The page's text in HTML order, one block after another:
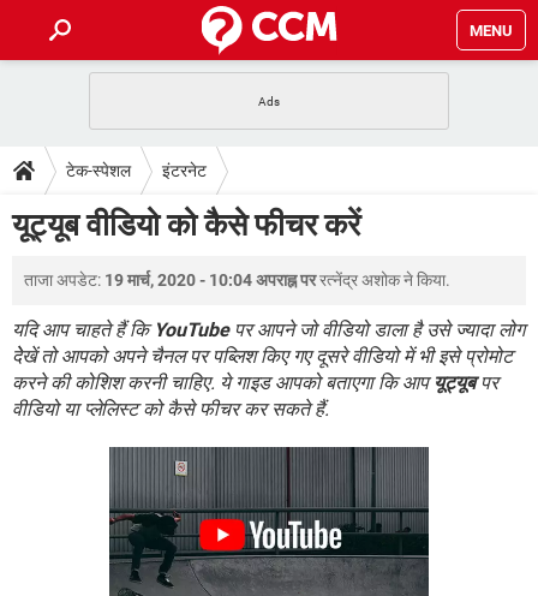
MENU
फोन पर अकाउंट बैलेंस चेक
WhatsApp Hack हो गया? Lucky Patcher यूज करें
टेक-स्पेशल
2020 के फ्री एंटीवायरस
बेस्ट फ्री ऑनलाइन गेम्स
डाउनलोड
FORUM
TikTok Account Freeze हो गया JioPhone में TikTok डाउनलोड
SBI बैंक अकाउंट नंबर पता करें
एनसाइक्लोपीडिया
केबल और कनेक्टर्स कंप्यूटर बस
टेक-स्पेशल इंटरनेट
यूट्यूब वीडियो को कैसे फीचर करें
ताजा अपडेट: 19 मार्च, 2020 - 10:04 अपराह्न पररत्नेंद्र अशोकने किया.
यदि आप चाहते हैं कि YouTubeपर आपने जो वीडियो डाला है उसे ज्यादा लोग
देेखें तो आपको अपने चैनल पर पब्लिश किए गए दूसरे वीडियो में भी इसे प्रोमोट
करने की कोशिश करनी चाहिए. ये गाइड आपको बताएगा कि आपयूट्यूबपर
वीडियो या प्लेलिस्ट को कैसे फीचर कर सकते हैं.